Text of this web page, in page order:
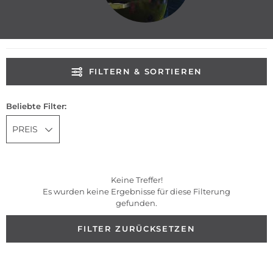
FILTERN & SORTIEREN
Beliebte Filter:
PREIS
Keine Treffer!
Es wurden keine Ergebnisse für diese Filterung
gefunden.
FILTER ZURÜCKSETZEN